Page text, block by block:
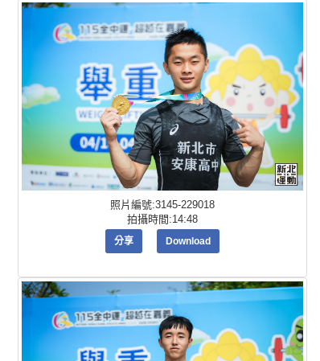
照片編號:3145-229018
拍攝時間:14:48
分享 Download